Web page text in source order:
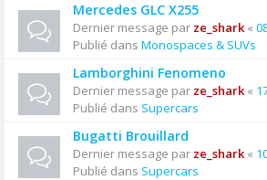
Mercedes GLC X255
Dernier message par ze_shark«
Publié dans Monospaces & SUVs
Lamborghini Fenomeno
Dernier message par ze_shark«
Publié dans Supercars
Bugatti Brouillard
Dernier message par ze_shark«
Publié dans Supercars